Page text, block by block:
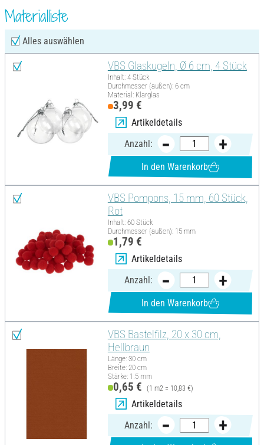
Materialliste
Alles auswählen
VBS Glaskugeln, Ø 6 cm, 4 Stück
Inhalt: 4 Stück
Durchmesser (außen): 6 cm
Material: Klarglas
3,99 €
Artikeldetails
Anzahl:
In den Warenkorb
VBS Pompons, 15 mm, 60 Stück,
Rot
Inhalt: 60 Stück
Durchmesser (außen): 15 mm
1,79 €
Artikeldetails
Anzahl:
In den Warenkorb
VBS Bastelfilz, 20 x 30 cm,
Hellbraun
Länge: 30 cm
Breite: 20 cm
Stärke: 1.5 mm
0,65 € (1 m2 = 10,83 €)
Artikeldetails
Anzahl: